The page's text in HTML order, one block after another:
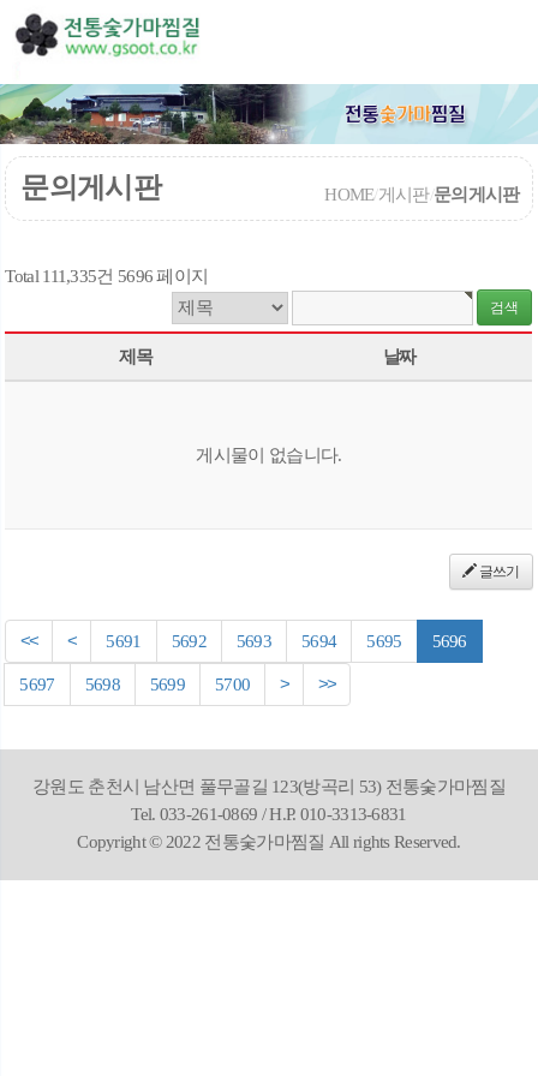
문의게시판 HOME/게시판/문의게시판
Total 111,335건 5696 페이지
제목 날짜
게시물이 없습니다.
글쓰기
<< < 5691 5692 5693 5694 5695 5696
5697 5698 5699 5700 > >>
강원도 춘천시 남산면 풀무골길 123(방곡리 53) 전통숯가마찜질
Tel. 033-261-0869 / H.P. 010-3313-6831
Copyright © 2022 전통숯가마찜질 All rights Reserved.